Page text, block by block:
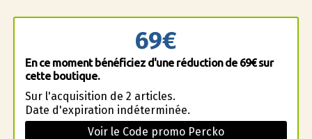
69€
En ce moment bénéficiez d'une réduction de 69€ sur
cette boutique.
Sur l'acquisition de 2 articles.
Date d'expiration indéterminée.
Voir le Code promo Percko